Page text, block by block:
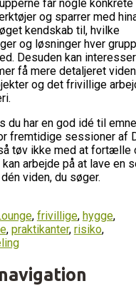
får nogle konkrete
og sparrer med
kendskab til, hvilke
og løsninger hver
Desuden kan
få mere detaljeret
og det frivillige
du har en god idé til
fremtidige sessioner af
tøv ikke med at fortælle
arbejde på at lave en
viden, du søger.
, frivillige, hygge,
, praktikanter, risiko,